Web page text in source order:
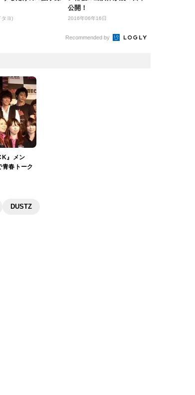
タヨ)
公開！
2016年06年16日
Recommended by
』メン
春トーク
DUSTZ